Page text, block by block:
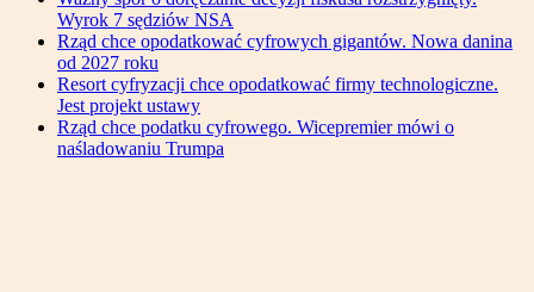
Wyrok 7 sędziów NSA
Rząd chce opodatkować cyfrowych gigantów. Nowa danina
od 2027 roku
Resort cyfryzacji chce opodatkować firmy technologiczne.
Jest projekt ustawy
Rząd chce podatku cyfrowego. Wicepremier mówi o
naśladowaniu Trumpa